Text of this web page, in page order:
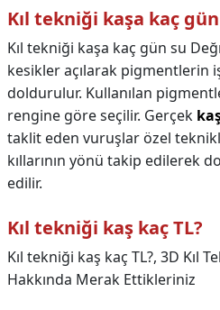
Kıl tekniği kaşa kaç
Kıl tekniği kaşa kaç gün su
kesikler açılarak pigmentlerin
doldurulur. Kullanılan
rengine göre seçilir. Gerçek
taklit eden vuruşlar özel
kıllarının yönü takip edilerek
edilir.
Kıl tekniği kaş kaç TL?
Kıl tekniği kaş kaç TL?, 3D Kıl
Hakkında Merak Ettikleriniz